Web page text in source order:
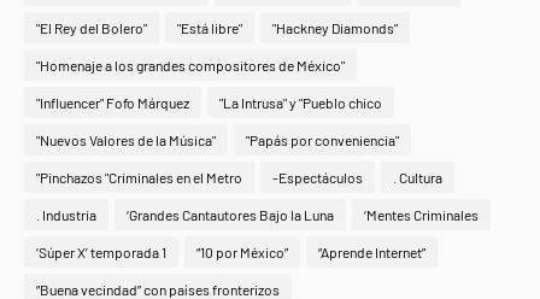
"El Rey del Bolero" "Está libre" "Hackney Diamonds"
"Homenaje a los grandes compositores de México"
"Influencer" Fofo Márquez "La Intrusa" y "Pueblo chico
"Nuevos Valores de la Música" "Papás por conveniencia"
"Pinchazos "Criminales en el Metro -Espectáculos . Cultura
. Industria ‘Grandes Cantautores Bajo la Luna ‘Mentes Criminales
‘Súper X’ temporada 1 “10 por México” “Aprende Internet”
“Buena vecindad” con países fronterizos